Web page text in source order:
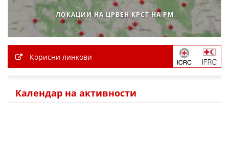
ИНФОРМАЦИИ ЗА БОЛЕСТИ
МЕНАЏМЕНТ НА ВОЛОНТЕРИ
ЗА НАС
ЛОКАЦИИ НА ЦРВЕН КРСТ НА РМ
Корисни линкови
Календар на активности